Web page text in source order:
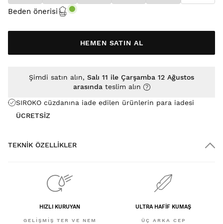
Beden önerisi
HEMEN SATIN AL
SIROKO cüzdanına iade edilen ürünlerin para iadesi
ÜCRETSİZ
Şimdi satın alın, Salı 11 ile Çarşamba 12 Ağustos
arasındateslim alın
TEKNIK ÖZELLIKLER
HIZLI KURUYAN
GELIŞMIŞ TER VE NEM
ULTRA HAFIF KUMAŞ
ÜÇ ARKA CEP